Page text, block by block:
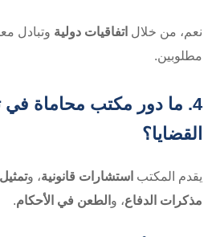
نعم، من خلال اتفاقيات دولية وتبادل
مطلوبين.
4. ما دور مكتب محاماة في
القضايا؟
يقدم المكتب استشارات قانونية، و
مذكرات الدفاع، و الطعن في الأحكام.